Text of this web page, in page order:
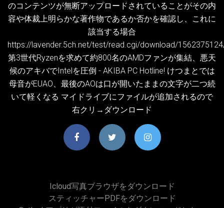
のコンテンツが無断アップロードされていることがその内
容や体裁上明らかな著作物であるか否かを確認し、これに
該当する場合
https://lavender.5ch.net/test/read.cgi/download/
第3世代Ryzenを求めて約800名のAMDファンが集結、悪天
候のアキバでIntelを圧倒 - AKIBA PC Hotline! けつまとでは
母音がEUAO、最後のAOは口が開いたままの文字が二つ続
いて軽くなる マイドライブにファイルが追加されるので
右クリ→ダウンロード
Icloud写真ブラウザをダウンロード
スティッチャーPDFをダウンロード